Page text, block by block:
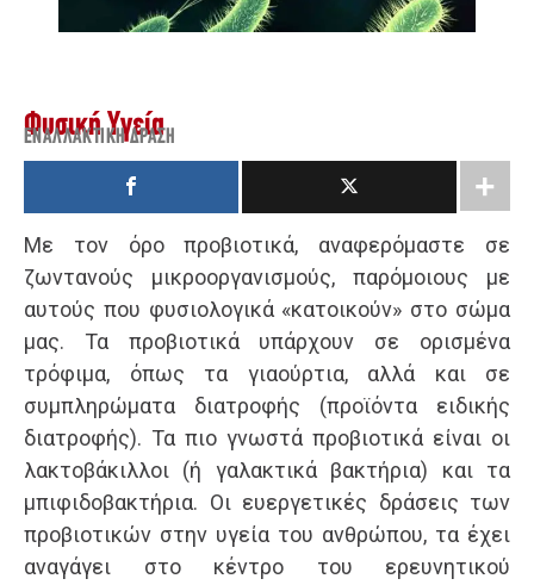
Φυσική Υγεία
ΕΝΑΛΛΑΚΤΙΚΉ ΔΡΆΣΗ
Με τον όρο προβιοτικά, αναφερόμαστε σε
ζωντανούς μικροοργανισμούς, παρόμοιους με
αυτούς που φυσιολογικά «κατοικούν» στο σώμα
μας. Τα προβιοτικά υπάρχουν σε ορισμένα
τρόφιμα, όπως τα γιαούρτια, αλλά και σε
συμπληρώματα διατροφής (προϊόντα ειδικής
διατροφής). Τα πιο γνωστά προβιοτικά είναι οι
λακτοβάκιλλοι (ή γαλακτικά βακτήρια) και τα
μπιφιδοβακτήρια. Οι ευεργετικές δράσεις των
προβιοτικών στην υγεία του ανθρώπου, τα έχει
αναγάγει στο κέντρο του ερευνητικού